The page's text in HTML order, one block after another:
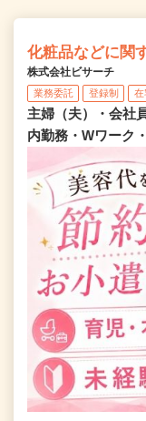
化粧品などに関
株式会社ビサーチ
業務委託 登録制 在
主婦（夫）・会社
内勤務・Wワーク